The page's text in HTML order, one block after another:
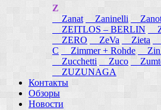
Z
Zanat
Zaninelli
ZEITLOS – BERLIN
ZERO
ZeVa Zieta
C
Zimmer + Rohde
Zucchetti
Zuco
ZUZUNAGA
Контакты
Обзоры
Новости